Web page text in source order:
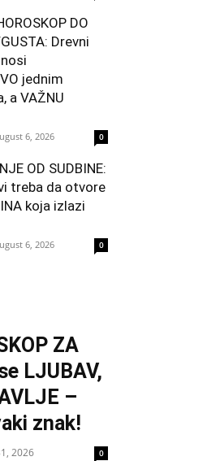
DO
Drevni
jednim
a VAŽNU
6, 2026 0
OD SUDBINE:
treba da otvore
koja izlazi
6, 2026 0
ZA
LJUBAV,
–
znak!
2026 0